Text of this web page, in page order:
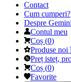
Contact
Cum cumperi?
Despre
Contul meu
Coș (0)
Produse noi
Preț isteț,
Coș (0)
Favorite